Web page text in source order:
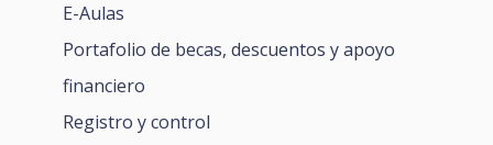
E-Aulas
Portafolio de becas, descuentos y apoyo
financiero
Registro y control